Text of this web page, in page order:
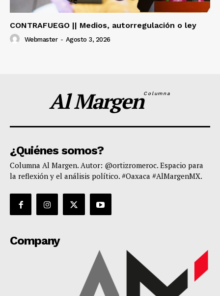
CONTRAFUEGO || Medios, autorregulación o ley
Webmaster - Agosto 3, 2026
Al MargenColumna
¿Quiénes somos?
Columna Al Margen. Autor: @ortizromeroc. Espacio para
la reflexión y el análisis político. #Oaxaca #AlMargenMX.
Company